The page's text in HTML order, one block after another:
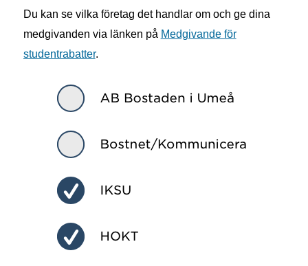
Du kan se vilka företag det handlar om och ge dina
medgivanden via länken på Medgivande för
studentrabatter.